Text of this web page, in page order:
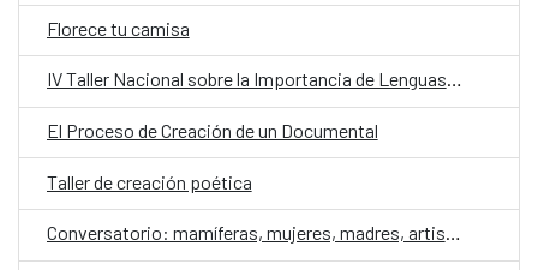
Florece tu camisa
IV Taller Nacional sobre la Importancia de Lenguas para las Poblaciones Indígenas y Afrohondureñas
El Proceso de Creación de un Documental
Taller de creación poética
Conversatorio: mamíferas, mujeres, madres, artistas contra la violencia de género